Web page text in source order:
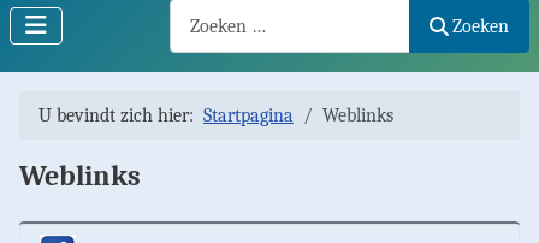
Zoeken
U bevindt zich hier: Startpagina Weblinks
Weblinks